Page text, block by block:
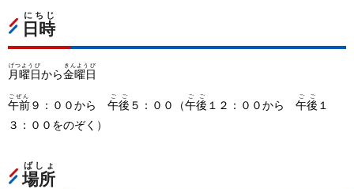
日時
にちじ
月曜日
げつようび
から金曜日
きんようび
午前
ごぜん
９：００から 午後
ごご
５：００（午後
ごご
１２：００から 午後
ごご
１
３：００をのぞく）
場所
ばしょ